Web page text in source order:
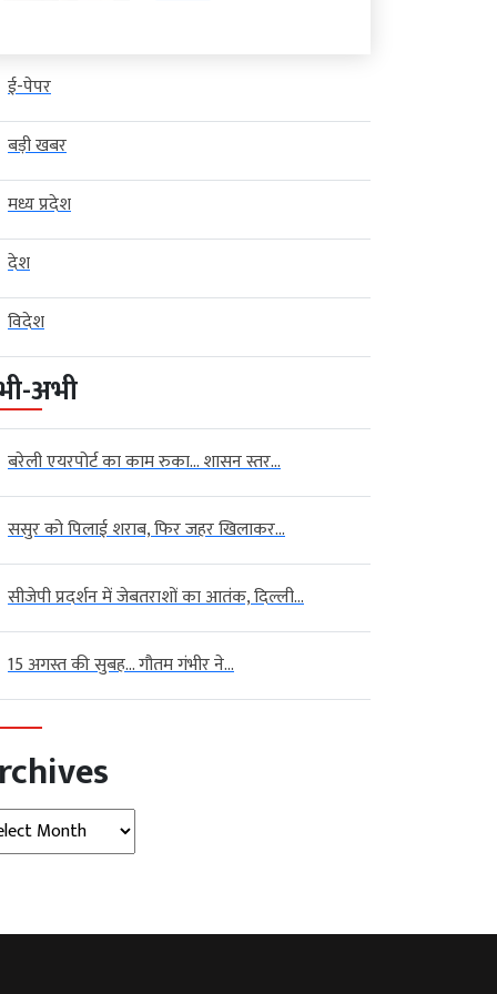
ई-पेपर
बड़ी खबर
मध्य प्रदेश
देश
विदेश
अभी
बरेली एयरपोर्ट का काम रुका… शासन स्तर...
ससुर को पिलाई शराब, फिर जहर खिलाकर...
सीजेपी प्रदर्शन में जेबतराशों का आतंक, दिल्ली...
15 अगस्त की सुबह… गौतम गंभीर ने...